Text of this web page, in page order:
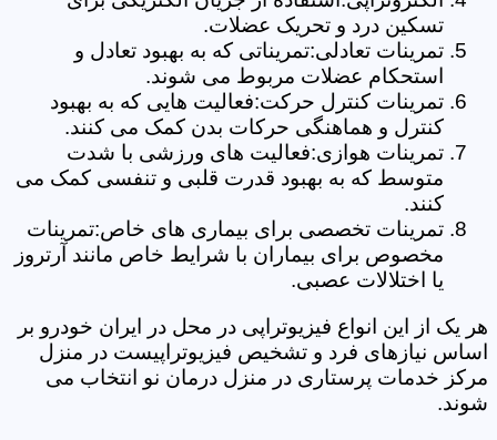
تسکین درد و تحریک عضلات.
تمرینات تعادلی:تمریناتی که به بهبود تعادل و
استحکام عضلات مربوط می شوند.
تمرینات کنترل حرکت:فعالیت هایی که به بهبود
کنترل و هماهنگی حرکات بدن کمک می کنند.
تمرینات هوازی:فعالیت های ورزشی با شدت
متوسط که به بهبود قدرت قلبی و تنفسی کمک می
کنند.
تمرینات تخصصی برای بیماری های خاص:تمرینات
مخصوص برای بیماران با شرایط خاص مانند آرتروز
یا اختلالات عصبی.
هر یک از این انواع فیزیوتراپی در محل در ایران خودرو بر
اساس نیازهای فرد و تشخیص فیزیوتراپیست در منزل
مرکز خدمات پرستاری در منزل درمان نو انتخاب می
شوند.